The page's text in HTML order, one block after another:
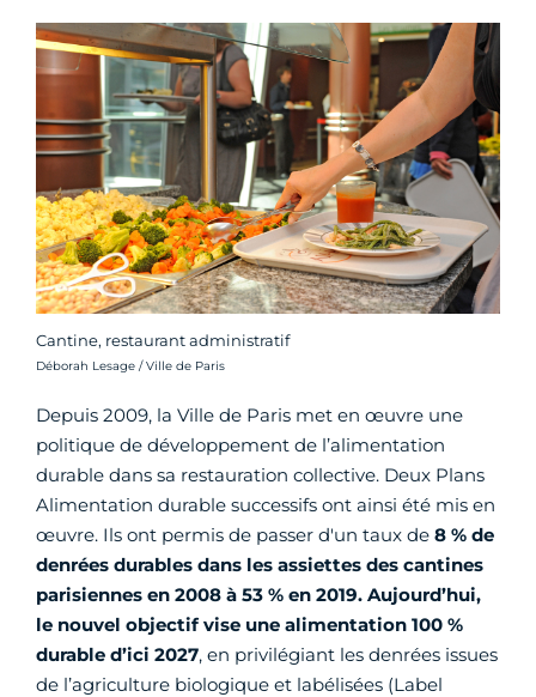
Cantine, restaurant administratif
Crédit photo :
Déborah Lesage / Ville de Paris
Depuis 2009, la Ville de Paris met en œuvre une
politique de développement de l’alimentation
durable dans sa restauration collective. Deux Plans
Alimentation durable successifs ont ainsi été mis en
œuvre. Ils ont permis de passer d'un taux de 8 % de
denrées durables dans les assiettes des cantines
parisiennes en 2008 à 53 % en 2019. Aujourd’hui,
le nouvel objectif vise une alimentation 100 %
durable d’ici 2027, en privilégiant les denrées issues
de l’agriculture biologique et labélisées (Label